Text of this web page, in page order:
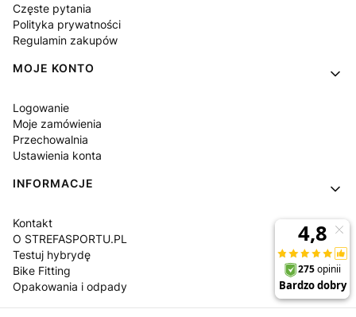
Częste pytania
Polityka prywatności
Regulamin zakupów
MOJE KONTO
Logowanie
Moje zamówienia
Przechowalnia
Ustawienia konta
INFORMACJE
Kontakt
O STREFASPORTU.PL
Testuj hybrydę
Bike Fitting
Opakowania i odpady